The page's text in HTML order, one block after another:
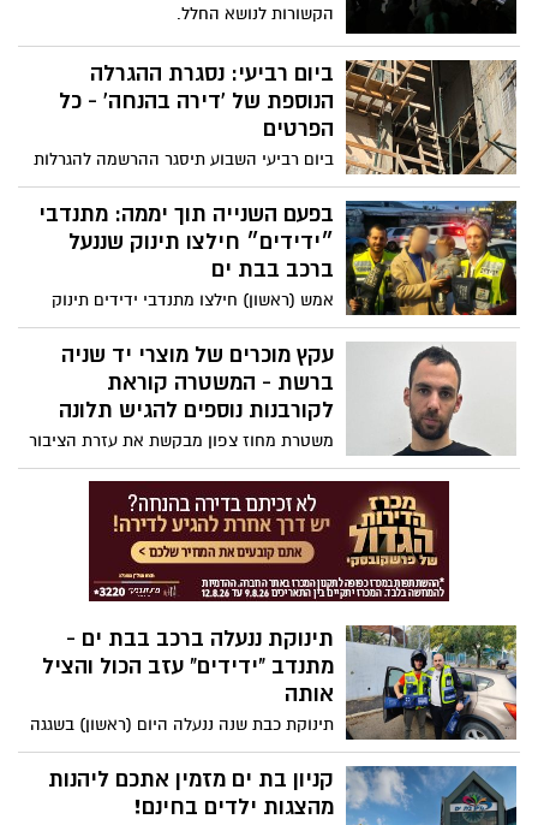
הקשורות לנושא החלל.
ביום רביעי: נסגרת ההגרלה
הנוספת של 'דירה בהנחה' - כל
הפרטים
ביום רביעי השבוע תיסגר ההרשמה להגרלות
הקרובות של דירה בהנחה. כל המידע בפנים
בפעם השנייה תוך יממה: מתנדבי
״ידידים״ חילצו תינוק שננעל
ברכב בבת ים
אמש (ראשון) חילצו מתנדבי ידידים תינוק
שננעל ברכב בשגגה לעיני אימו בבת ים. זהו
המקרה השני בו ננעל תינוק בשגגה ברכב
בעיר תוך יממה: "למרות הקושי הצלחנו לחלץ
את הפעוט בשלום, לשמחת האם".
עקץ מוכרים של מוצרי יד שניה
ברשת - המשטרה קוראת
לקורבנות נוספים להגיש תלונה
משטרת מחוז צפון מבקשת את עזרת הציבור
באיתור קורבנות נוספים לאחר מעצרו של
אוראל בן חמו החשוד בעוקץ מספר רב של
קורבנות באתרים למכירת מוצרי יד שניה - כך
פעלה השיטה
תינוקת ננעלה ברכב בבת ים -
מתנדב "ידידים" עזב הכול והציל
אותה
תינוקת כבת שנה ננעלה היום (ראשון) בשגגה
ברכב לעיני אמהּ, ברחוב מוכרי הסיגריות בבת
ים. התינוקת חולצה על ידי מתנדב ידידים
שהגיע למקום: "בזמן ארוחת הצהריים בביתי,
קניון בת ים מזמין אתכם ליהנות
מהצגות ילדים בחינם!